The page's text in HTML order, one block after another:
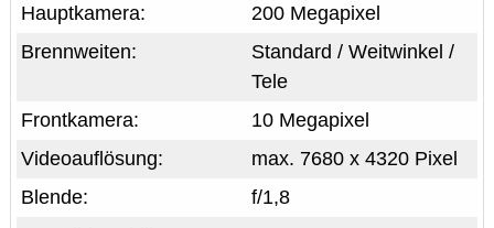
200 Megapixel
Hauptkamera:
Standard / Weitwinkel /
Tele
Brennweiten:
10 Megapixel
Frontkamera:
max. 7680 x 4320 Pixel
Videoauflösung:
f/1,8
Blende: